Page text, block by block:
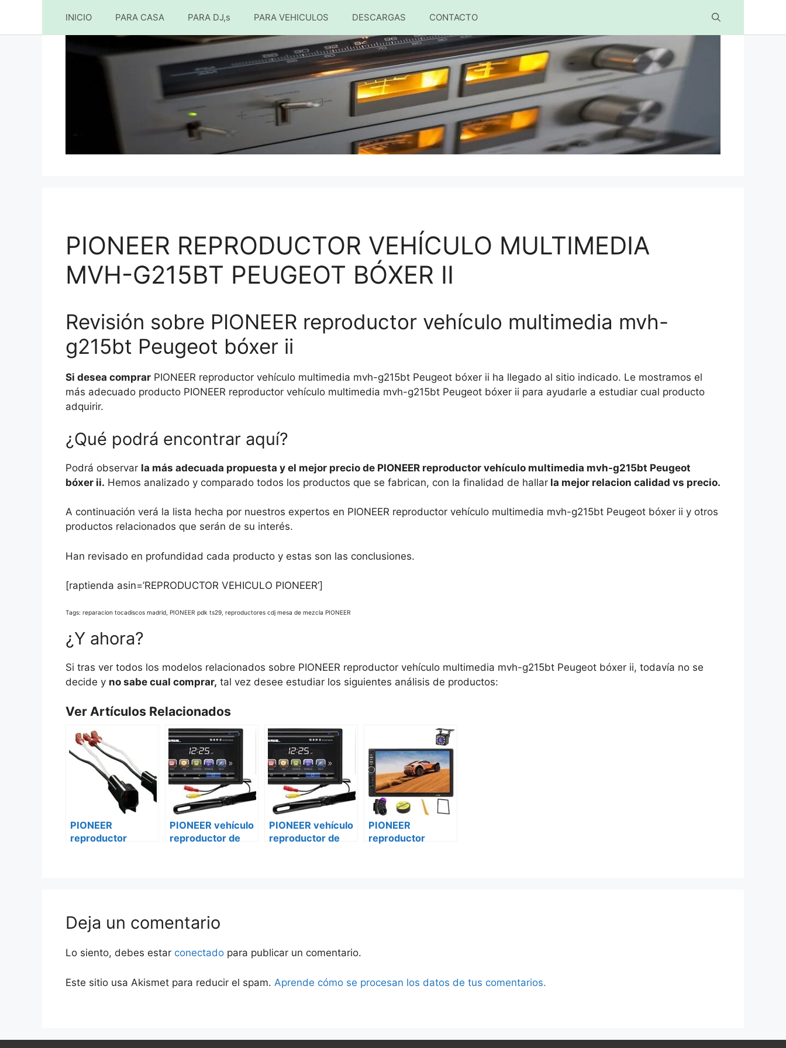
al
INICIO PARA CASA PARA DJ,s PARA VEHICULOS DESCARGAS CONTACTO
PIONEER REPRODUCTOR VEHÍCULO MULTIMEDIA
MVH-G215BT PEUGEOT BÓXER II
Revisión sobre PIONEER reproductor vehículo multimedia mvh-
g215bt Peugeot bóxer ii
Si desea comprar PIONEER reproductor vehículo multimedia mvh-g215bt Peugeot bóxer ii ha llegado al sitio indicado. Le mostramos el
más adecuado producto PIONEER reproductor vehículo multimedia mvh-g215bt Peugeot bóxer ii para ayudarle a estudiar cual producto
adquirir.
¿Qué podrá encontrar aquí?
Podrá observar la más adecuada propuesta y el mejor precio de PIONEER reproductor vehículo multimedia mvh-g215bt Peugeot
bóxer ii. Hemos analizado y comparado todos los productos que se fabrican, con la finalidad de hallar la mejor relacion calidad vs precio.
A continuación verá la lista hecha por nuestros expertos en PIONEER reproductor vehículo multimedia mvh-g215bt Peugeot bóxer ii y otros
productos relacionados que serán de su interés.
Han revisado en profundidad cada producto y estas son las conclusiones.
[raptienda asin=’REPRODUCTOR VEHICULO PIONEER’]
Tags: reparacion tocadiscos madrid, PIONEER pdk ts29, reproductores cdj mesa de mezcla PIONEER
¿Y ahora?
Si tras ver todos los modelos relacionados sobre PIONEER reproductor vehículo multimedia mvh-g215bt Peugeot bóxer ii, todavía no se
decide y no sabe cual comprar, tal vez desee estudiar los siguientes análisis de productos:
Ver Artículos Relacionados
PIONEER
reproductor
PIONEER vehículo
reproductor de
PIONEER vehículo
reproductor de
PIONEER
reproductor
Deja un comentario
Lo siento, debes estar conectado para publicar un comentario.
Este sitio usa Akismet para reducir el spam. Aprende cómo se procesan los datos de tus comentarios.